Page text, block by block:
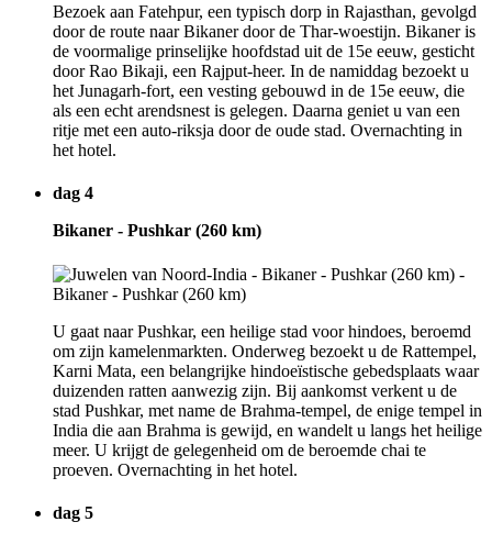
Bezoek aan Fatehpur, een typisch dorp in Rajasthan, gevolgd
door de route naar Bikaner door de Thar-woestijn. Bikaner is
de voormalige prinselijke hoofdstad uit de 15e eeuw, gesticht
door Rao Bikaji, een Rajput-heer. In de namiddag bezoekt u
het Junagarh-fort, een vesting gebouwd in de 15e eeuw, die
als een echt arendsnest is gelegen. Daarna geniet u van een
ritje met een auto-riksja door de oude stad. Overnachting in
het hotel.
dag 4
Bikaner - Pushkar (260 km)
U gaat naar Pushkar, een heilige stad voor hindoes, beroemd
om zijn kamelenmarkten. Onderweg bezoekt u de Rattempel,
Karni Mata, een belangrijke hindoeïstische gebedsplaats waar
duizenden ratten aanwezig zijn. Bij aankomst verkent u de
stad Pushkar, met name de Brahma-tempel, de enige tempel in
India die aan Brahma is gewijd, en wandelt u langs het heilige
meer. U krijgt de gelegenheid om de beroemde chai te
proeven. Overnachting in het hotel.
dag 5